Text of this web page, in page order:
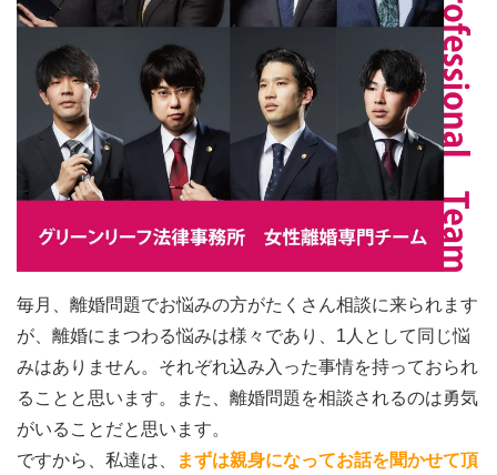
毎月、離婚問題でお悩みの方がたくさん相談に来られます
が、離婚にまつわる悩みは様々であり、1人として同じ悩
みはありません。それぞれ込み入った事情を持っておられ
ることと思います。また、離婚問題を相談されるのは勇気
がいることだと思います。
ですから、私達は、
まずは親身になってお話を聞かせて頂